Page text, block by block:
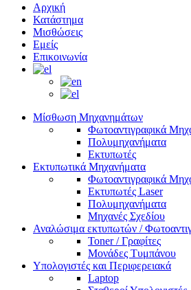
Αρχική
Κατάστημα
Μισθώσεις
Εμείς
Επικοινωνία
Μίσθωση Μηχανημάτων
Φωτοαντιγραφικά
Πολυμηχανήματα
Εκτυπωτές
Εκτυπωτικά Μηχανήματα
Φωτοαντιγραφικά
Εκτυπωτές Laser
Πολυμηχανήματα
Μηχανές Σχεδίου
Αναλώσιμα εκτυπωτών /
Toner / Γραφίτες
Μονάδες Τυμπάνου
Υπολογιστές και Περιφερειακά
Laptop